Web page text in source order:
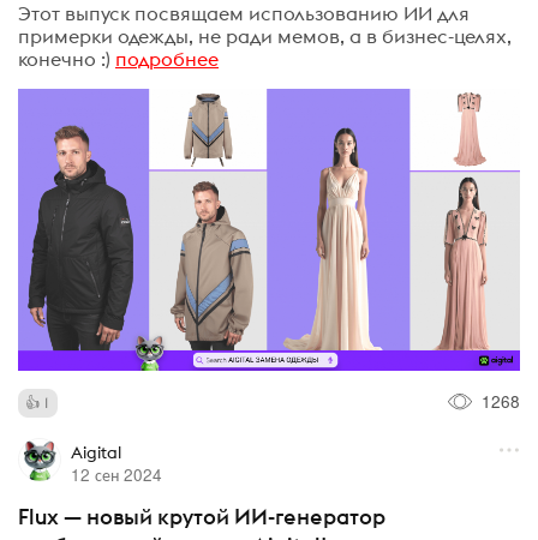
Этот выпуск посвящаем использованию ИИ для
примерки одежды, не ради мемов, а в бизнес-целях,
конечно :) подробнее
1 1268
Aigital
12 сен 2024
Flux — новый крутой ИИ-генератор